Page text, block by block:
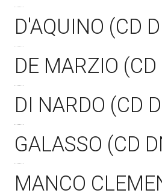
D'AQUINO (CD
DE MARZIO
DI NARDO (CD
GALASSO (CD
MANCO